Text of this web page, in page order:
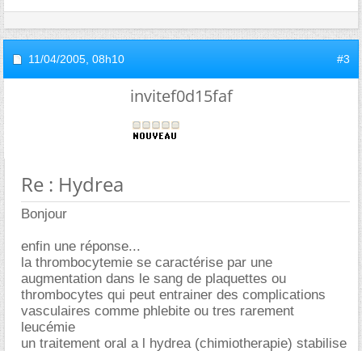
11/04/2005, 08h10 #3
invitef0d15faf
Re : Hydrea
Bonjour
enfin une réponse...
la thrombocytemie se caractérise par une
augmentation dans le sang de plaquettes ou
thrombocytes qui peut entrainer des complications
vasculaires comme phlebite ou tres rarement
leucémie
un traitement oral a l hydrea (chimiotherapie) stabilise